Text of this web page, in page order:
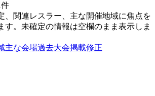
件
、関連レスラー、主な開催地域に焦点を
す。未確定の情報は空欄のまま表示しま
主な会場過去大会掲載修正